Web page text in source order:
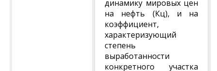
динамику мировых цен
на нефть (Кц), и на
коэффициент,
характеризующий
степень
выработанности
конкретного участка